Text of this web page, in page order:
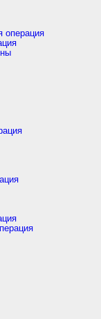
операция